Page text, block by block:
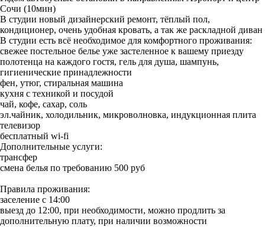
Сочи (10мин)
В студии новый дизайнерский ремонт, тёплый пол,
кондиционер, очень удобная кровать, а так же раскладной диван
В студии есть всё необходимое для комфортного проживания:
свежее постельное белье уже застеленное к вашему приезду
полотенца на каждого гостя, гель для душа, шампунь,
гигиенические принадлежности
фен, утюг, стиральная машина
кухня с техникой и посудой
чай, кофе, сахар, соль
эл.чайник, холодильник, микроволновка, индукционная плита
телевизор
бесплатный wi-fi
Дополнительные услуги:
трансфер
смена белья по требованию 500 руб
Правила проживания:
заселение с 14:00
выезд до 12:00, при необходимости, можно продлить за
дополнительную плату, при наличии возможности